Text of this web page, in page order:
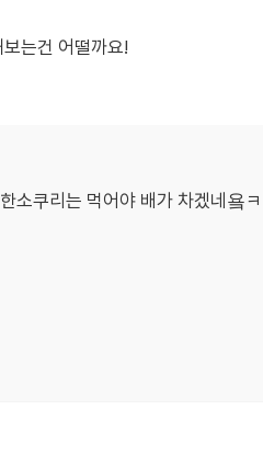
는건 어떨까요!
소쿠리는 먹어야 배가 차겠네욬